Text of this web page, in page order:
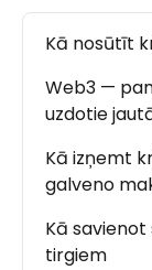
Kā nosūtīt
Web3 —
uzdotie
Kā izņemt
galveno
Kā
tirgiem